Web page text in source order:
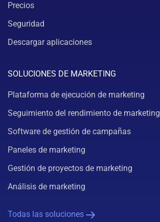
Precios
Seguridad
Descargar aplicaciones
SOLUCIONES DE MARKETING
Plataforma de ejecución de marketing
Seguimiento del rendimiento de marketing
Software de gestión de campañas
Paneles de marketing
Gestión de proyectos de marketing
Análisis de marketing
Todas las soluciones